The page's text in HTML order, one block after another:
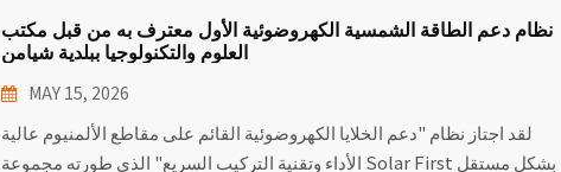
نظام دعم الطاقة الشمسية الكهروضوئية الأول معترف به من قبل مكتب
العلوم والتكنولوجيا ببلدية شيامن
MAY 15, 2026
لقد اجتاز نظام "دعم الخلايا الكهروضوئية القائم على مقاطع الألمنيوم عالية
الأداء وتقنية التركيب السريع" الذي طورته مجموعة Solar First بشكل مستقل